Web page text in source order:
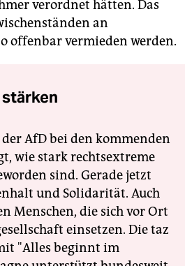
verordnet hätten. Das
an
offenbar vermieden werden.
AfD bei den kommenden
wie stark rechtsextreme
sind. Gerade jetzt
und Solidarität. Auch
Menschen, die sich vor Ort
einsetzen. Die taz
"Alles beginnt im